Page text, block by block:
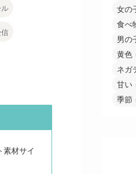
ル
素材サイ
女の
食べ
男の
黄色
ネガ
甘い
季節